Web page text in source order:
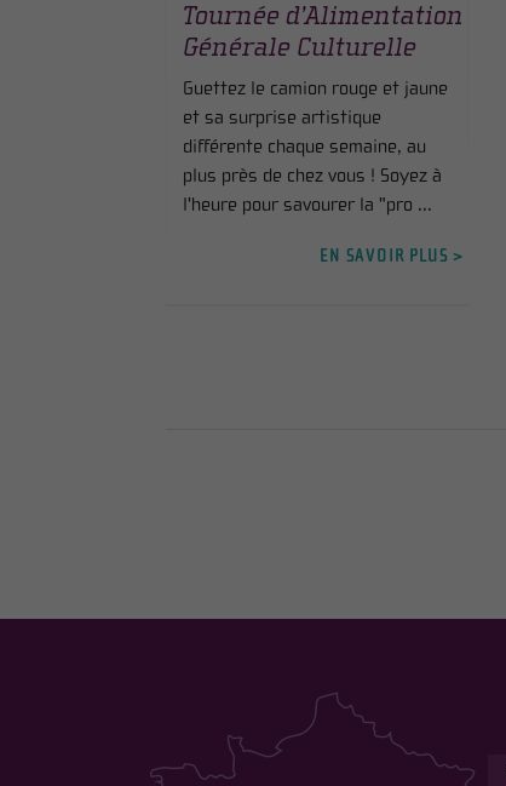
Tournée d’Alimentation
Générale Culturelle
Guettez le camion rouge et jaune
et sa surprise artistique
différente chaque semaine, au
plus près de chez vous ! Soyez à
l'heure pour savourer la "pro ...
EN SAVOIR PLUS >